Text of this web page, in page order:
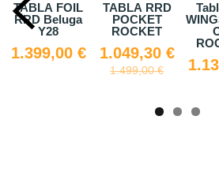
F-
€
F-ONE
ROCKET
1.574,30 €
Tabla F-ONE
ROCKET
WING - S 2023
958,30 €
1.369,00 €